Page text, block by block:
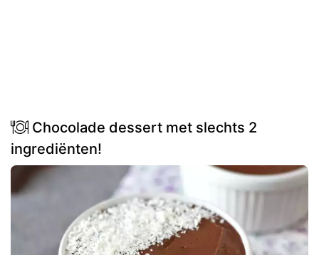
Chocolade dessert met slechts 2
ingrediënten!